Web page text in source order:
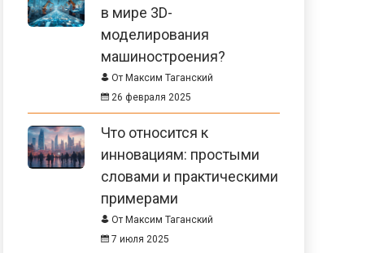
в мире 3D-
моделирования
машиностроения?
От Максим Таганский
26 февраля 2025
Что относится к
инновациям: простыми
словами и практическими
примерами
От Максим Таганский
7 июля 2025